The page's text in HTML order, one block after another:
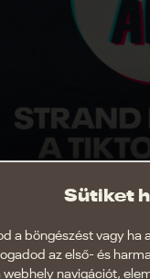
Sütiket
a böngészést vagy ha
az első- és
webhely navigációt,